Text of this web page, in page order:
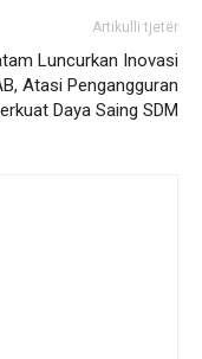
Artikulli tjetër
Luncurkan Inovasi
Atasi Pengangguran
Daya Saing SDM